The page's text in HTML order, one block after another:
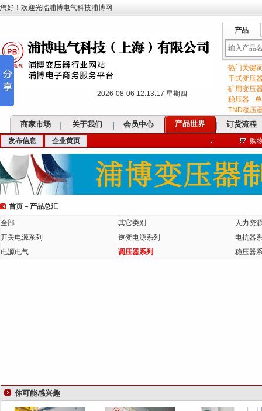
您好！欢迎光临浦博电气科技浦博网
2026-08-06 12:13:17 星期四
产品
输热门关键
干式变压
矿用变压
稳压器
TND稳压
商家市场 关于我们 会员中心 产品世界 订货流程
发布信息 企业黄页 购
首页 － 产品总汇
全部
其它类别
人力资
开关电源系列
逆变电源系列
电抗器
电源电气
调压器系列 稳压器
你可能感兴趣